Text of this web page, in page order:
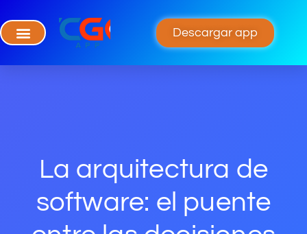
Descargar app
La arquitectura de
software: el puente